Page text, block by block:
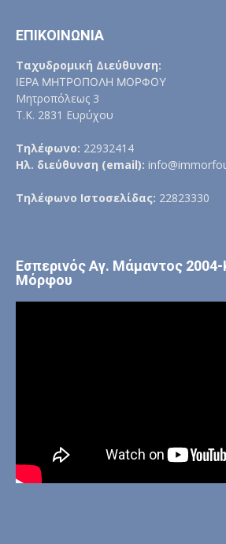
ΕΠΙΚΟΙΝΩΝΙΑ
Ταχυδρομική Διεύθυνση:
ΙΕΡΑ ΜΗΤΡΟΠΟΛΗ ΜΟΡΦΟΥ
Μητροπόλεως 3
Τ.Κ. 2831 Ευρύχου
Τηλέφωνο: 22932414
Ηλ. διεύθυνση (email):
Τηλέφωνο Ιστοσελίδας: 22823330
Εσπερινός Αγ. Μάμαντος
Μόρφου